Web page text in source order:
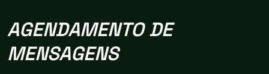
AGENDAMENTO DE
MENSAGENS